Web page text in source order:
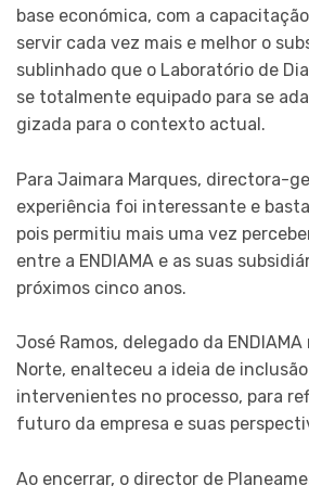
base económica, com a
servir cada vez mais e melhor o
sublinhado que o Laboratório de
se totalmente equipado para se
gizada para o contexto actual.
Para Jaimara Marques, directora-
experiência foi interessante e
pois permitiu mais uma vez
entre a ENDIAMA e as suas
próximos cinco anos.
José Ramos, delegado da
Norte, enalteceu a ideia de
intervenientes no processo, para
futuro da empresa e suas
Ao encerrar, o director de